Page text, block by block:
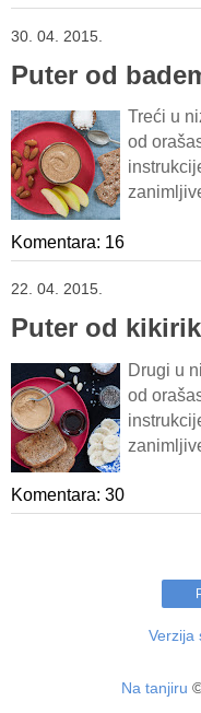
30. 04. 2015.
Puter od
Treći u
od
Komentara: 16
22. 04. 2015.
Puter od
Drugi u
od
Komentara: 30
Verzija
Na tanjiru